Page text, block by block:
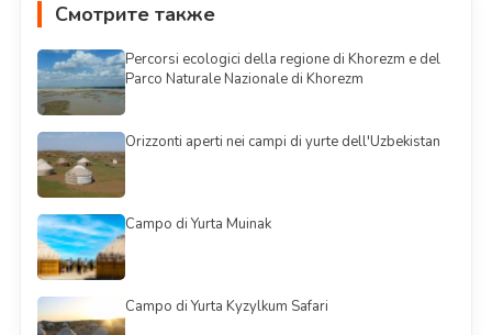
Смотрите также
Percorsi ecologici della regione di Khorezm e del
Parco Naturale Nazionale di Khorezm
Orizzonti aperti nei campi di yurte dell'Uzbekistan
Campo di Yurta Muinak
Campo di Yurta Kyzylkum Safari